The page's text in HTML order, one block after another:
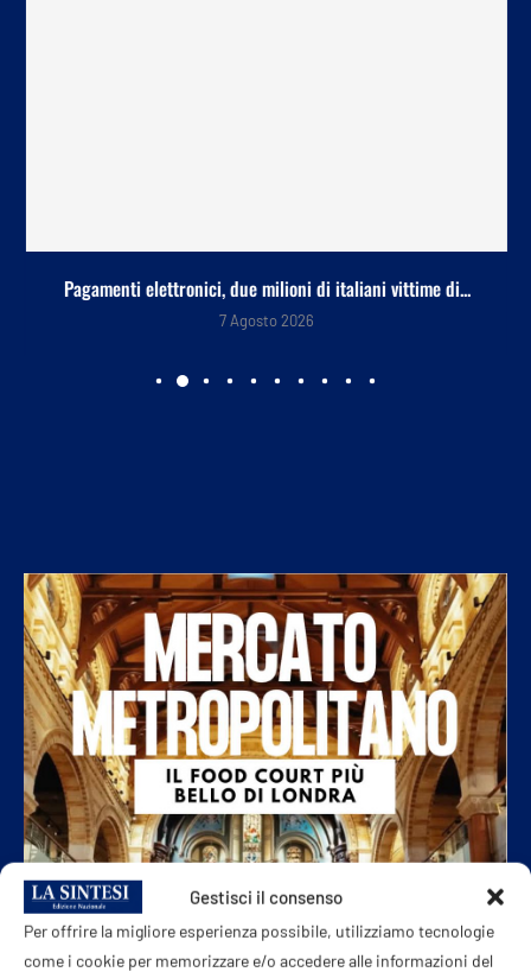
Gestisci il consenso
Per offrire la migliore esperienza possibile, utilizziamo tecnologie
come i cookie per memorizzare e/o accedere alle informazioni del
Pagamenti elettronici, due milioni di italiani vittime di...
7 Agosto 2026